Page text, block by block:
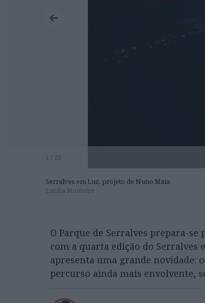
1 / 28
Serralves em Luz, projeto de Nuno Maia
Lucilia Monteiro
O Parque de Serralves prepara-
com a quarta edição do Serralves
apresenta uma grande novidade:
percurso ainda mais envolvente,